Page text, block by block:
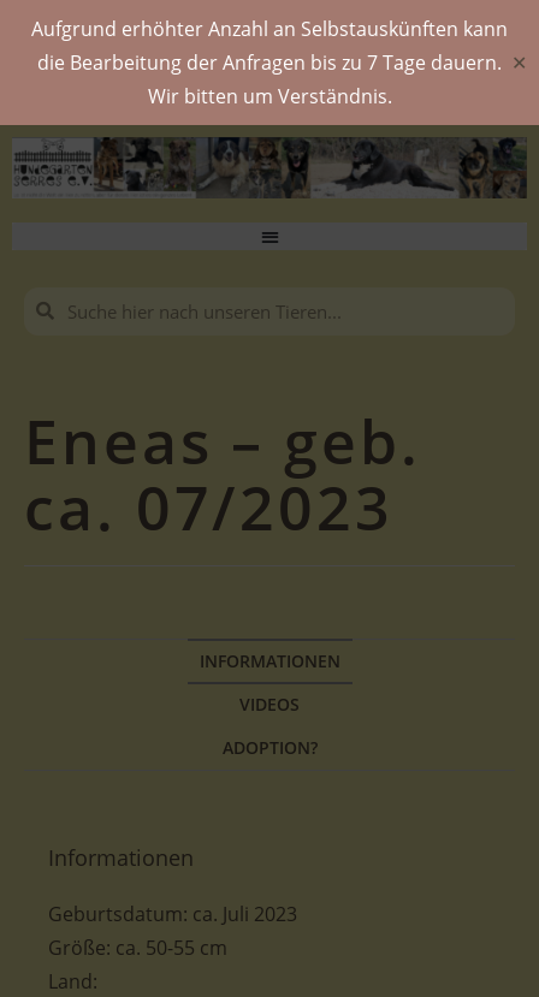
Aufgrund erhöhter Anzahl an Selbstauskünften kann
die Bearbeitung der Anfragen bis zu 7 Tage dauern.
Wir bitten um Verständnis.
✕
Eneas – geb.
ca. 07/2023
INFORMATIONEN
VIDEOS
ADOPTION?
Informationen
Geburtsdatum: ca. Juli 2023
Größe: ca. 50-55 cm
Land: